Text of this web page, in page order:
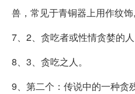
兽，常见于青铜器上用作纹饰,
7、2、贪吃者或性情贪婪的人
8、3、贪吃之人。
9、第二个：传说中的一种贪